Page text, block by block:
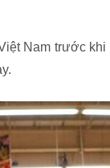
Nam trước